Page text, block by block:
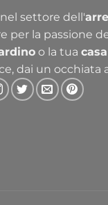
settore dell'
per la passione
o la tua casa
dai un occhiata